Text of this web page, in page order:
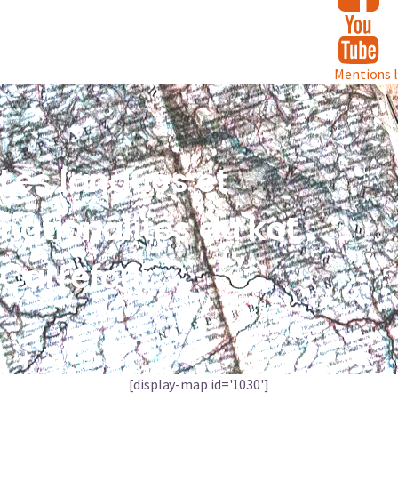
Mentions
Les langues et
nationalités du kot
Carrefour
[display-map id='1030']